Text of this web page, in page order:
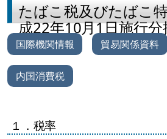
たばこ税及びたばこ
成22年10月1日施行分
国際機関情報 貿易関係資料
内国消費税
１．税率